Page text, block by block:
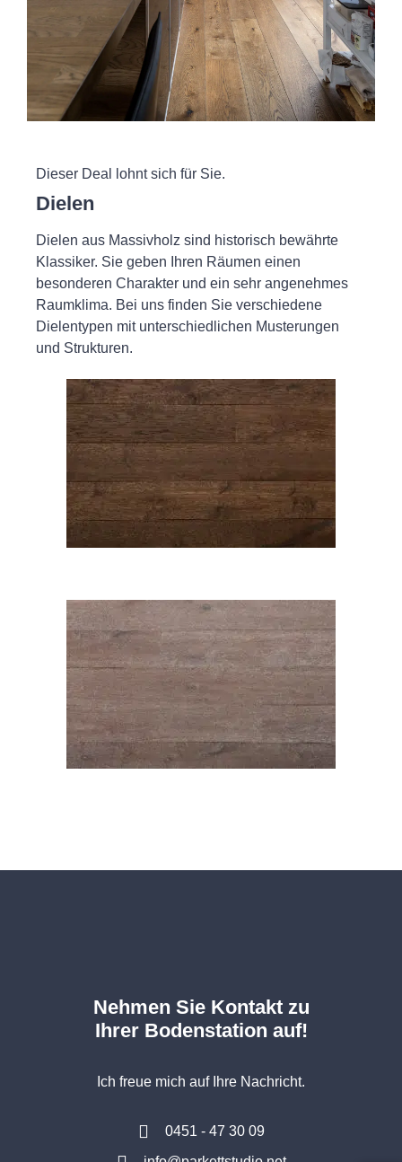
Dieser Deal lohnt sich für Sie.
Dielen
Dielen aus Massivholz sind historisch bewährte
Klassiker. Sie geben Ihren Räumen einen
besonderen Charakter und ein sehr angenehmes
Raumklima. Bei uns finden Sie verschiedene
Dielentypen mit unterschiedlichen Musterungen
und Strukturen.
Nehmen Sie Kontakt zu
Ihrer Bodenstation auf!
Ich freue mich auf Ihre Nachricht.
0451 - 47 30 09